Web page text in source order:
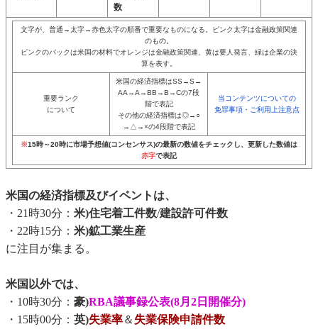
数
文字が、普通→太字→赤色太字の順番で重要なものになる。ピンク太字は金融政策関連
のもの。
ピンクのバックは米国の材料でオレンジは金融政策関連、黄は要人発言、緑は企業の決
算を表す。
重要ランク
について
米国の経済指標はSS→S→
AA→A→BB→B→Cの7段
階で表記
その他の経済指標は◎→○
→△→×の4段階で表記
当コンテンツについての
免罪事項・ご利用上注意点
※15時～20時に市場予想値(コンセンサス)の最新の数値をチェックし、更新した数値は
赤字で表記
米国の経済指標及びイベントは、
・21時30分： 米)住宅着工件数/建設許可件数
・22時15分： 米)鉱工業生産
に注目が集まる。
米国以外では、
・10時30分： 豪)RBA議事録公表(8月2日開催分)
・15時00分： 英)失業率＆ 失業保険申請件数